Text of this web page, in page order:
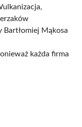
Bartłomiej Mąkosa
każda firma